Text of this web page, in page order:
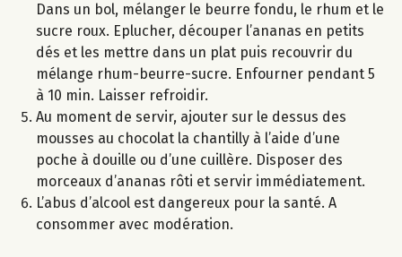
Dans un bol, mélanger le beurre fondu, le rhum et le
sucre roux. Eplucher, découper l’ananas en petits
dés et les mettre dans un plat puis recouvrir du
mélange rhum-beurre-sucre. Enfourner pendant 5
à 10 min. Laisser refroidir.
Au moment de servir, ajouter sur le dessus des
mousses au chocolat la chantilly à l’aide d’une
poche à douille ou d’une cuillère. Disposer des
morceaux d’ananas rôti et servir immédiatement.
L’abus d’alcool est dangereux pour la santé. A
consommer avec modération.